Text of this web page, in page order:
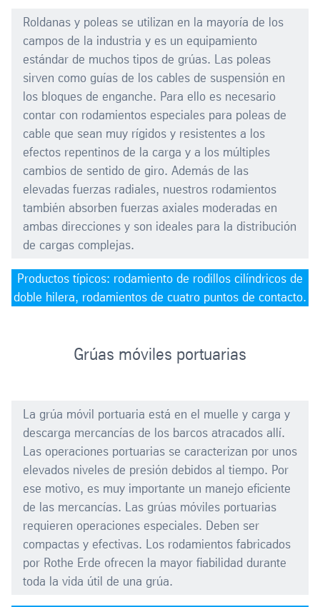
Roldanas y poleas se utilizan en la mayoría de los
campos de la industria y es un equipamiento
estándar de muchos tipos de grúas. Las poleas
sirven como guías de los cables de suspensión en
los bloques de enganche. Para ello es necesario
contar con rodamientos especiales para poleas de
cable que sean muy rígidos y resistentes a los
efectos repentinos de la carga y a los múltiples
cambios de sentido de giro. Además de las
elevadas fuerzas radiales, nuestros rodamientos
también absorben fuerzas axiales moderadas en
ambas direcciones y son ideales para la distribución
de cargas complejas.
Productos típicos: rodamiento de rodillos cilíndricos de
doble hilera, rodamientos de cuatro puntos de contacto.
Grúas móviles portuarias
La grúa móvil portuaria está en el muelle y carga y
descarga mercancías de los barcos atracados allí.
Las operaciones portuarias se caracterizan por unos
elevados niveles de presión debidos al tiempo. Por
ese motivo, es muy importante un manejo eficiente
de las mercancías. Las grúas móviles portuarias
requieren operaciones especiales. Deben ser
compactas y efectivas. Los rodamientos fabricados
por Rothe Erde ofrecen la mayor fiabilidad durante
toda la vida útil de una grúa.